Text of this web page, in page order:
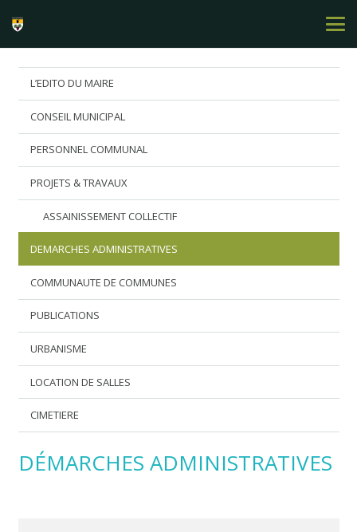
L’EDITO DU MAIRE
CONSEIL MUNICIPAL
PERSONNEL COMMUNAL
PROJETS & TRAVAUX
ASSAINISSEMENT COLLECTIF
DEMARCHES ADMINISTRATIVES
COMMUNAUTE DE COMMUNES
PUBLICATIONS
URBANISME
LOCATION DE SALLES
CIMETIERE
DÉMARCHES ADMINISTRATIVES